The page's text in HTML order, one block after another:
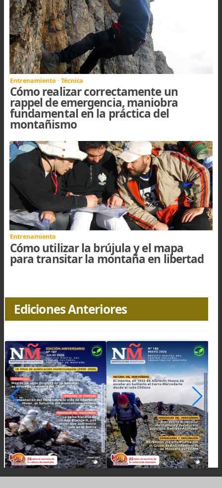
| ARTÍCULOS RELACIONADOS
Entrenamiento · Técnica
Conoce los nudos más utilizados en
montañismo (primera parte)
Entrenamiento · Técnica
Conoce los nudos más utilizados en
Entrenamiento
Conocé los secretos de cómo elegir,